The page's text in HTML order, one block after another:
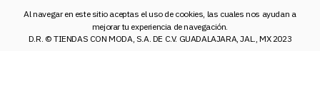
Al navegar en este sitio aceptas el uso de cookies, las cuales nos ayudan a
mejorar tu experiencia de navegación.
D.R. © TIENDAS CON MODA, S.A. DE C.V. GUADALAJARA, JAL., MX 2023